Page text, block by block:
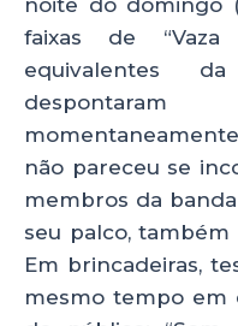
noite do domingo
faixas de “Vaza
equivalentes
não pareceu se
membros da
seu palco, também
Em brincadeiras,
mesmo tempo em